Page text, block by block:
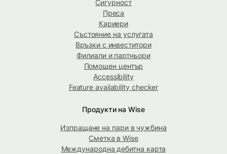
Сигурност
Преса
Кариери
Състояние на услугата
Връзки с инвеститори
Филиали и партньори
Помощен център
Accessibility
Feature availability checker
Продукти на Wise
Изпращане на пари в чужбина
Сметка в Wise
Международна дебитна карта